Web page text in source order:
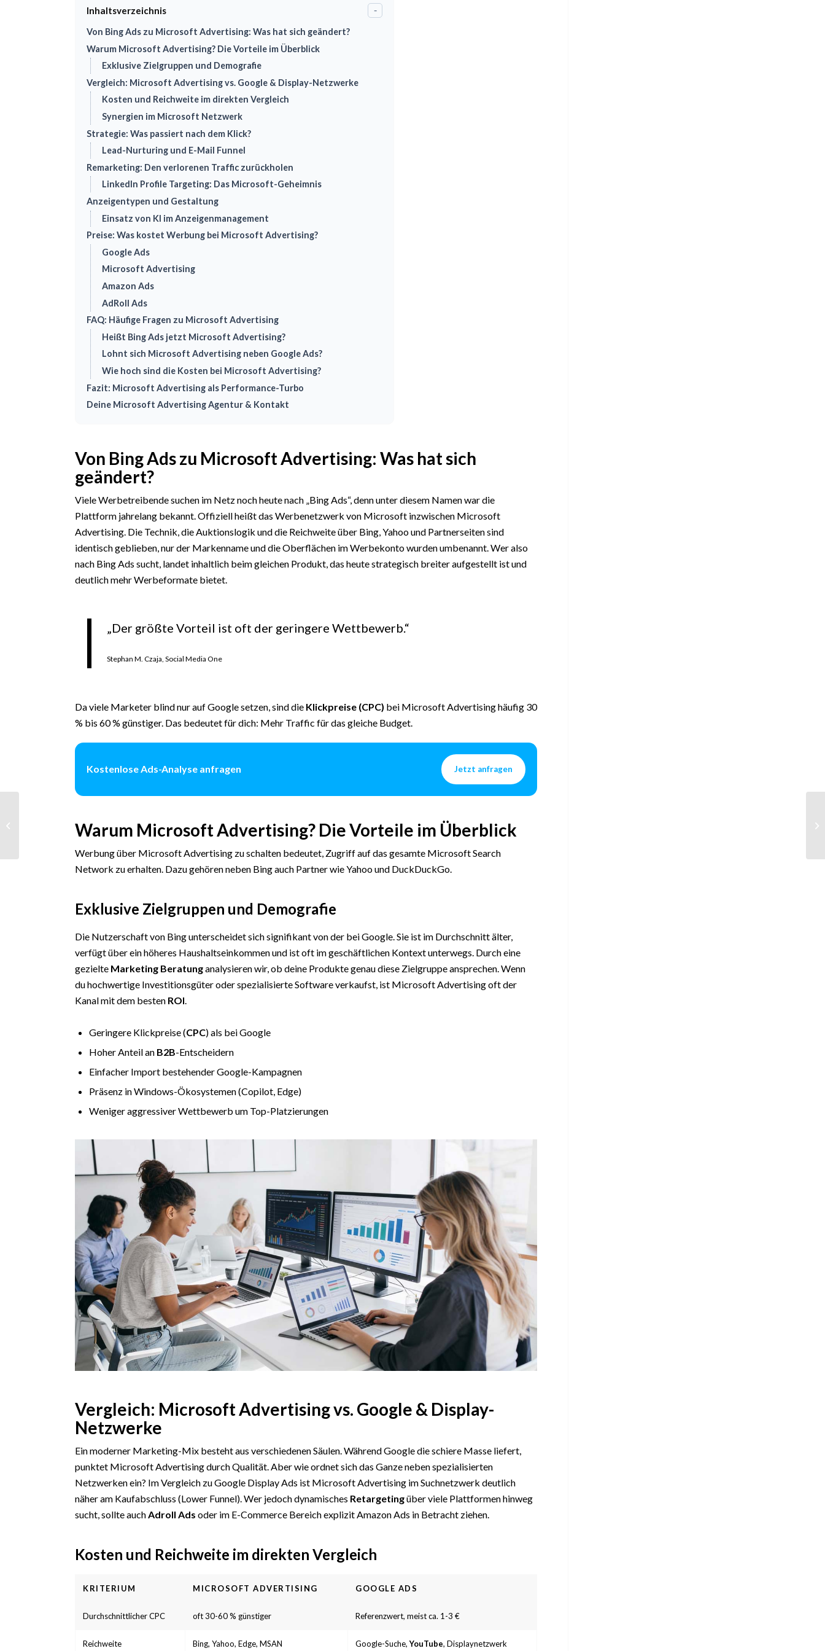
Inhaltsverzeichnis -
Von Bing Ads zu Microsoft Advertising: Was hat sich geändert?
Warum Microsoft Advertising? Die Vorteile im Überblick
Exklusive Zielgruppen und Demografie
Vergleich: Microsoft Advertising vs. Google & Display-Netzwerke
Kosten und Reichweite im direkten Vergleich
Synergien im Microsoft Netzwerk
Strategie: Was passiert nach dem Klick?
Lead-Nurturing und E-Mail Funnel
Remarketing: Den verlorenen Traffic zurückholen
LinkedIn Profile Targeting: Das Microsoft-Geheimnis
Anzeigentypen und Gestaltung
Einsatz von KI im Anzeigenmanagement
Preise: Was kostet Werbung bei Microsoft Advertising?
Google Ads
Microsoft Advertising
Amazon Ads
AdRoll Ads
FAQ: Häufige Fragen zu Microsoft Advertising
Heißt Bing Ads jetzt Microsoft Advertising?
Lohnt sich Microsoft Advertising neben Google Ads?
Wie hoch sind die Kosten bei Microsoft Advertising?
Fazit: Microsoft Advertising als Performance-Turbo
Deine Microsoft Advertising Agentur & Kontakt
Von Bing Ads zu Microsoft Advertising: Was hat sich
geändert?
Viele Werbetreibende suchen im Netz noch heute nach „Bing Ads“, denn unter diesem Namen war die
Plattform jahrelang bekannt. Offiziell heißt das Werbenetzwerk von Microsoft inzwischen Microsoft
Advertising. Die Technik, die Auktionslogik und die Reichweite über Bing, Yahoo und Partnerseiten sind
identisch geblieben, nur der Markenname und die Oberflächen im Werbekonto wurden umbenannt. Wer also
nach Bing Ads sucht, landet inhaltlich beim gleichen Produkt, das heute strategisch breiter aufgestellt ist und
deutlich mehr Werbeformate bietet.
„Der größte Vorteil ist oft der geringere Wettbewerb.“
Stephan M. Czaja, Social Media One
Da viele Marketer blind nur auf Google setzen, sind die Klickpreise (CPC) bei Microsoft Advertising häufig 30
% bis 60 % günstiger. Das bedeutet für dich: Mehr Traffic für das gleiche Budget.
Kostenlose Ads-Analyse anfragen Jetzt anfragen
Warum Microsoft Advertising? Die Vorteile im Überblick
Werbung über Microsoft Advertising zu schalten bedeutet, Zugriff auf das gesamte Microsoft Search
Network zu erhalten. Dazu gehören neben Bing auch Partner wie Yahoo und DuckDuckGo.
Exklusive Zielgruppen und Demografie
Die Nutzerschaft von Bing unterscheidet sich signifikant von der bei Google. Sie ist im Durchschnitt älter,
verfügt über ein höheres Haushaltseinkommen und ist oft im geschäftlichen Kontext unterwegs. Durch eine
gezielte Marketing Beratunganalysieren wir, ob deine Produkte genau diese Zielgruppe ansprechen. Wenn
du hochwertige Investitionsgüter oder spezialisierte Software verkaufst, ist Microsoft Advertising oft der
Kanal mit dem besten ROI
Geringere Klickpreise (CPC) als bei Google
Hoher Anteil an B2B-Entscheidern
Einfacher Import bestehender Google-Kampagnen
Präsenz in Windows-Ökosystemen (Copilot, Edge)
Weniger aggressiver Wettbewerb um Top-Platzierungen
Vergleich: Microsoft Advertising vs. Google & Display-
Netzwerke
Ein moderner Marketing-Mix besteht aus verschiedenen Säulen. Während Google die schiere Masse liefert,
punktet Microsoft Advertising durch Qualität. Aber wie ordnet sich das Ganze neben spezialisierten
Netzwerken ein? Im Vergleich zu Google Display Ads ist Microsoft Advertising im Suchnetzwerk deutlich
näher am Kaufabschluss (Lower Funnel). Wer jedoch dynamisches Retargetingüber viele Plattformen hinweg
sucht, sollte auch Adroll Ads oder im E-Commerce Bereich explizit Amazon Ads in Betracht ziehen.
Kosten und Reichweite im direkten Vergleich
KRITERIUM MICROSOFT ADVERTISING GOOGLE ADS
Durchschnittlicher CPC oft 30-60 % günstiger Referenzwert, meist ca. 1-3 €
Reichweite Bing, Yahoo, Edge, MSAN Google-Suche,YouTube, Displaynetzwerk
Veranstaltungen,
Marketing – Ag...